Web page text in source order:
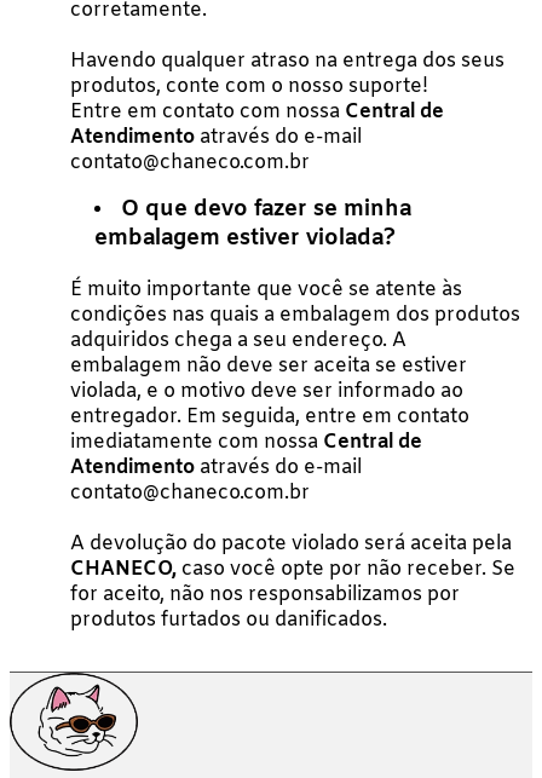
corretamente.
Havendo qualquer atraso na entrega dos seus
produtos, conte com o nosso suporte!
Entre em contato com nossa Central de
Atendimento através do e-mail
contato@chaneco.com.br
O que devo fazer se minha
embalagem estiver violada?
É muito importante que você se atente às
condições nas quais a embalagem dos produtos
adquiridos chega a seu endereço. A
embalagem não deve ser aceita se estiver
violada, e o motivo deve ser informado ao
entregador. Em seguida, entre em contato
imediatamente com nossa Central de
Atendimento através do e-mail
contato@chaneco.com.br
A devolução do pacote violado será aceita pela
CHANECO, caso você opte por não receber. Se
for aceito, não nos responsabilizamos por
produtos furtados ou danificados.